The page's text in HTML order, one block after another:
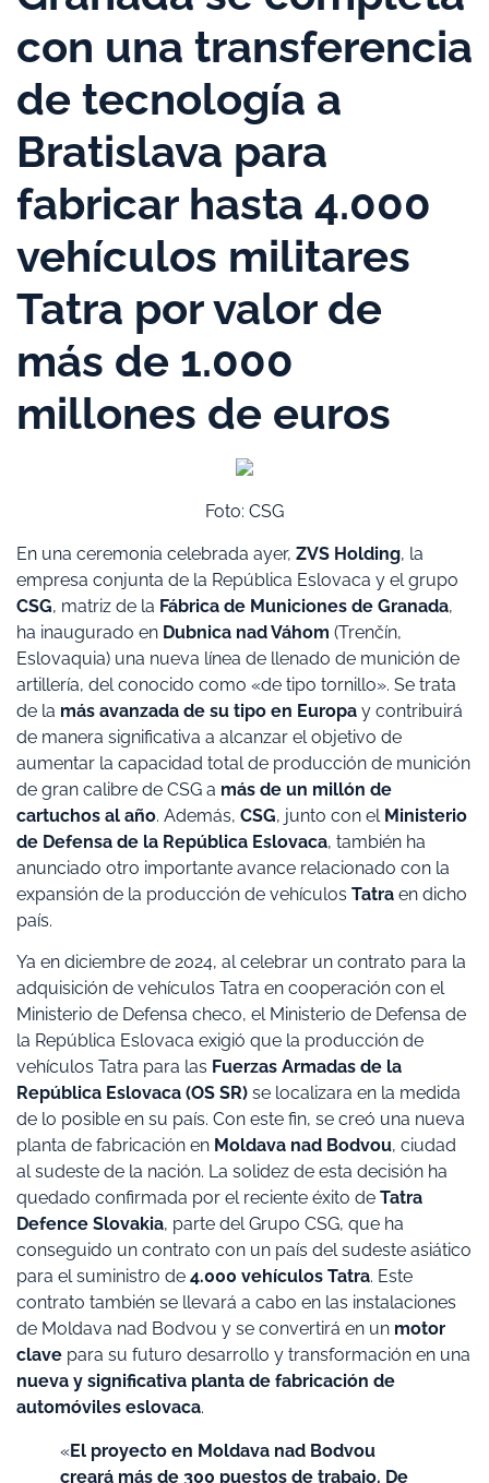
con una transferencia
de tecnología a
Bratislava para
fabricar hasta 4.000
vehículos militares
Tatra por valor de
más de 1.000
millones de euros
Foto: CSG
En una ceremonia celebrada ayer, ZVS Holding, la
empresa conjunta de la República Eslovaca y el grupo
CSG, matriz de la Fábrica de Municiones de Granada,
ha inaugurado en Dubnica nad Váhom (Trenčín,
Eslovaquia) una nueva línea de llenado de munición de
artillería, del conocido como «de tipo tornillo». Se trata
de la más avanzada de su tipo en Europa y contribuirá
de manera significativa a alcanzar el objetivo de
aumentar la capacidad total de producción de munición
de gran calibre de CSG a más de un millón de
cartuchos al año. Además, CSG, junto con el Ministerio
de Defensa de la República Eslovaca, también ha
anunciado otro importante avance relacionado con la
expansión de la producción de vehículos Tatra en dicho
país.
Ya en diciembre de 2024, al celebrar un contrato para la
adquisición de vehículos Tatra en cooperación con el
Ministerio de Defensa checo, el Ministerio de Defensa de
la República Eslovaca exigió que la producción de
vehículos Tatra para las Fuerzas Armadas de la
República Eslovaca (OS SR) se localizara en la medida
de lo posible en su país. Con este fin, se creó una nueva
planta de fabricación en Moldava nad Bodvou, ciudad
al sudeste de la nación. La solidez de esta decisión ha
quedado confirmada por el reciente éxito de Tatra
Defence Slovakia, parte del Grupo CSG, que ha
conseguido un contrato con un país del sudeste asiático
para el suministro de 4.000 vehículos Tatra. Este
contrato también se llevará a cabo en las instalaciones
de Moldava nad Bodvou y se convertirá en un motor
clave para su futuro desarrollo y transformación en una
nueva y significativa planta de fabricación de
automóviles eslovaca.
«El proyecto en Moldava nad Bodvou
creará más de 300 puestos de trabajo. De